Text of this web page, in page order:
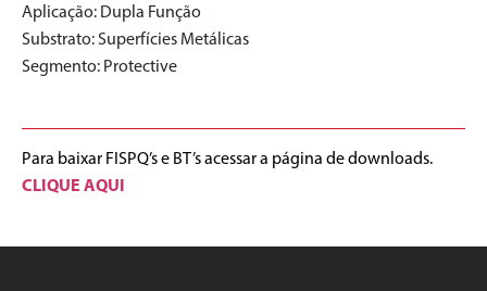
Aplicação: Dupla Função
Substrato:Superfícies Metálicas
Segmento: Protective
Para baixar FISPQ’s e BT’s acessar a página de downloads.
CLIQUE AQUI